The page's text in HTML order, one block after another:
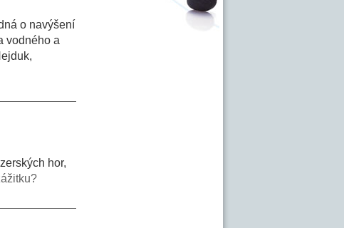
o navýšení
vodného a
hor,